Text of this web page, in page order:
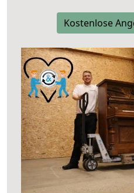
Kostenlose